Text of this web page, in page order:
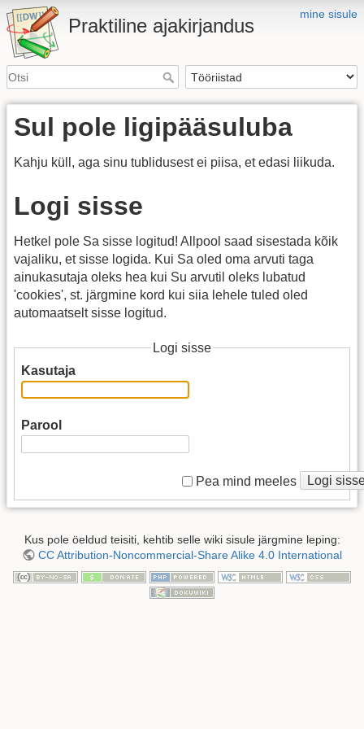
mine sisule
Praktiline ajakirjandus
Sul pole ligipääsuluba
Kahju küll, aga sinu tublidusest ei piisa, et edasi liikuda.
Logi sisse
Hetkel pole Sa sisse logitud! Allpool saad sisestada kõik
vajaliku, et sisse logida. Kui Sa oled oma arvuti taga
ainukasutaja oleks hea kui Su arvutil oleks lubatud
'cookies', st. järgmine kord kui siia lehele tuled oled
automaatselt sisse logitud.
Logi sisse
Kasutaja
Parool
Pea mind meeles Logi
Kus pole öeldud teisiti, kehtib selle wiki sisule järgmine leping:
CC Attribution-Noncommercial-Share Alike 4.0 International